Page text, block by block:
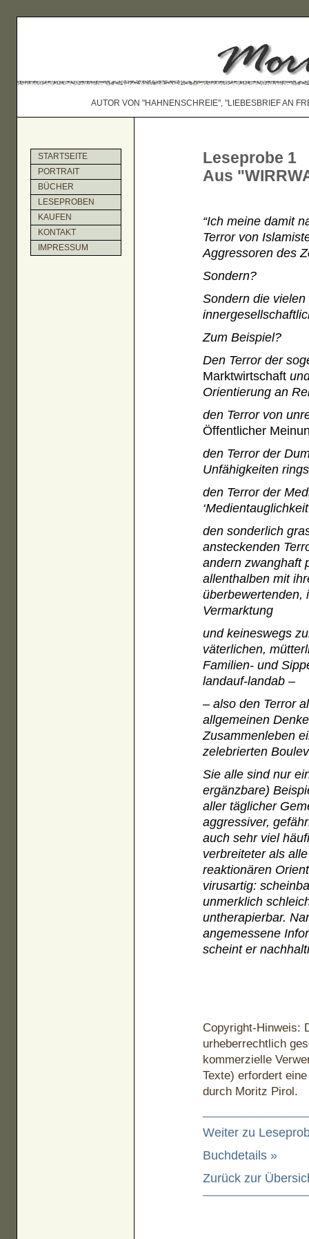
AUTOR VON "HAHNENSCHREIE", "LIEBESBRIEF AN
STARTSEITE
PORTRAIT
BÜCHER
LESEPROBEN
KAUFEN
KONTAKT
IMPRESSUM
Leseprobe 1
Aus
“Ich meine damit
Terror von
Aggressoren des
Sondern?
Sondern die
Zum Beispiel?
Den Terror der
Marktwirtschaft
Orientierung an
den Terror von
Öffentlicher
den Terror der
Unfähigkeiten
den Terror der
den sonderlich
ansteckenden
andern zwanghaft
allenthalben mit
überbewertenden,
Vermarktung
und keineswegs
väterlichen,
Familien- und
landauf-landab –
– also den Terror
allgemeinen
Zusammenleben
zelebrierten
Sie alle sind nur
ergänzbare)
aller täglicher
aggressiver,
auch sehr viel
verbreiteter als
reaktionären
virusartig:
unmerklich
untherapierbar.
angemessene
scheint er
Copyright-Hinweis:
urheberrechtlich
kommerzielle
Texte) erfordert
durch Moritz Pirol.
Weiter zu
Buchdetails »
Zurück zur